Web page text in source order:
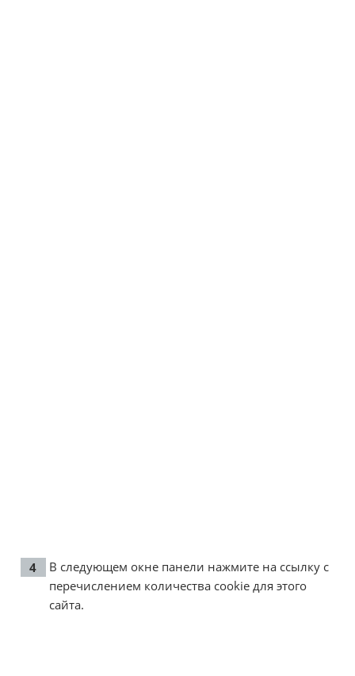
В следующем окне панели нажмите на ссылку с
перечислением количества cookie для этого
сайта.